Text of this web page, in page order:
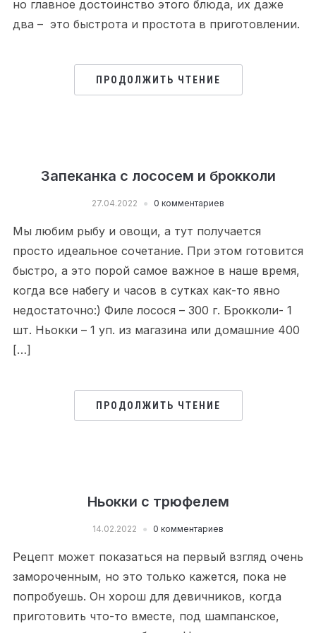
но главное достоинство этого блюда, их даже
два – это быстрота и простота в приготовлении.
ПРОДОЛЖИТЬ ЧТЕНИЕ
Запеканка c лососем и брокколи
27.04.2022 0 комментариев
Мы любим рыбу и овощи, а тут получается
просто идеальное сочетание. При этом готовится
быстро, а это порой самое важное в наше время,
когда все набегу и часов в сутках как-то явно
недостаточно:) Филе лосося – 300 г. Брокколи- 1
шт. Ньокки – 1 уп. из магазина или домашние 400
[…]
ПРОДОЛЖИТЬ ЧТЕНИЕ
Ньокки с трюфелем
14.02.2022 0 комментариев
Рецепт может показаться на первый взгляд очень
замороченным, но это только кажется, пока не
попробуешь. Он хорош для девичников, когда
приготовить что-то вместе, под шампанское,